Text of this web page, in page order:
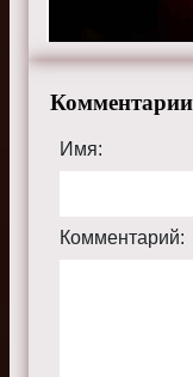
телефоне,
Комментарии
Имя:
Комментарий: